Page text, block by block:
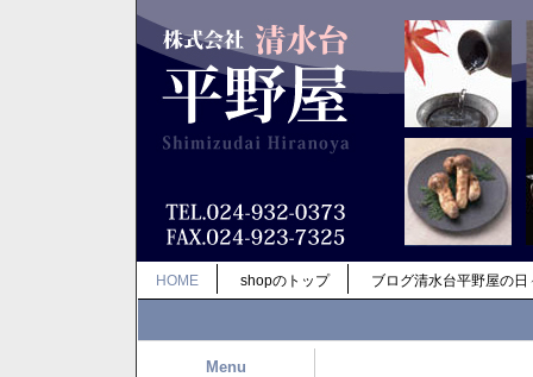
HOME shopのトップ ブログ清水台平野屋の日
Menu